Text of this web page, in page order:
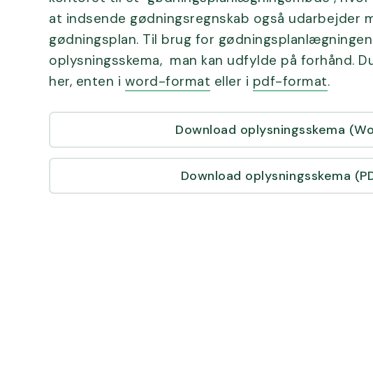
at indsende gødningsregnskab også udarbejder
gødningsplan. Til brug for
oplysningsskema, man kan udfylde på forhånd.
her, enten i word-format eller i pdf-format.
Download oplysningsskema
Download oplysningsskema